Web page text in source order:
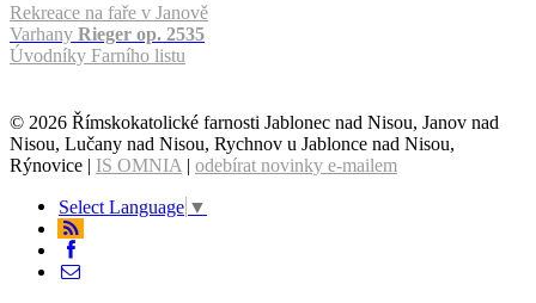
Rekreace na faře v Janově
Varhany Rieger op. 2535
Úvodníky Farního listu
© 2026 Římskokatolické farnosti Jablonec nad Nisou, Janov nad
Nisou, Lučany nad Nisou, Rychnov u Jablonce nad Nisou,
Rýnovice | IS OMNIA | odebírat novinky e-mailem
Select Language ▼